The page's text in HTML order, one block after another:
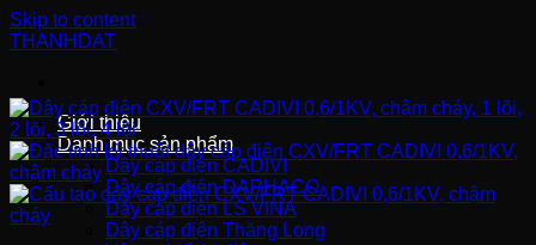
Skip to content
THANHDAT
Giới thiệu
Danh mục sản phẩm
Dây cáp điện CADIVI
Dây cáp điện DAPHACO
Dây cáp điện LS VINA
Dây cáp điện Thăng Long